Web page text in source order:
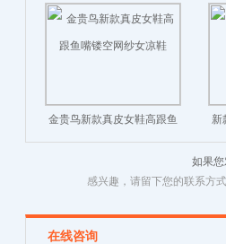
增高圆头真皮休闲鞋
金贵鸟新款真皮女鞋高跟鱼
嘴镂空网纱女凉鞋
新
如果
感兴趣，请留下您的联系方
在线咨询